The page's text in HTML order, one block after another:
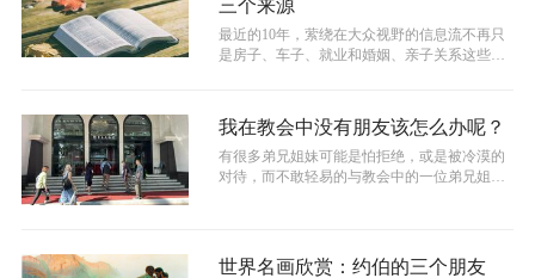
三个来源
最近的10年，萦绕在大众视野的信息流不再只
是房子、车子、就业和婚姻、亲子关系这些话
我在教会中没有朋友该怎么办呢？
有很多弟兄姐妹可能是怕拒绝，或是被冷漠的
对待，而不敢轻易的与教会中的一位弟兄姐妹
世界名画欣赏：约伯的三个朋友